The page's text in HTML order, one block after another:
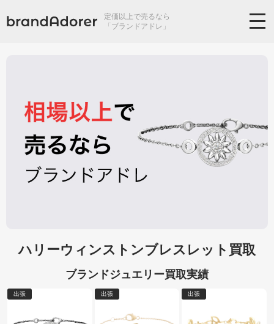
定価以上で売るなら
「ブランドアドレ」
ハリーウィンストンブレスレット買取
ブランドジュエリー買取実績
出張 出張 出張